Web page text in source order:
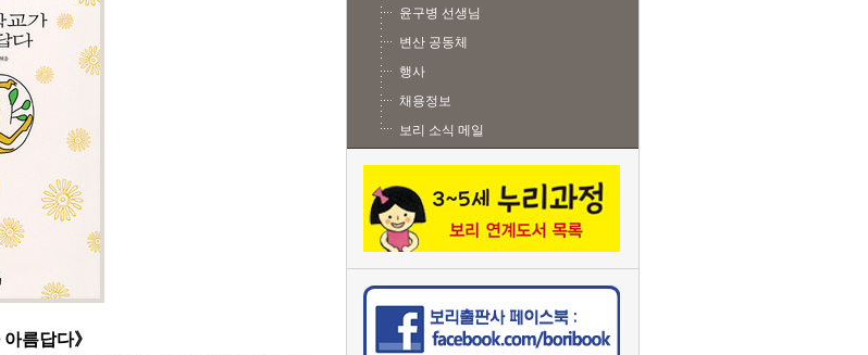
름답다》
윤구병 선생님
변산 공동체
행사
채용정보
보리 소식 메일